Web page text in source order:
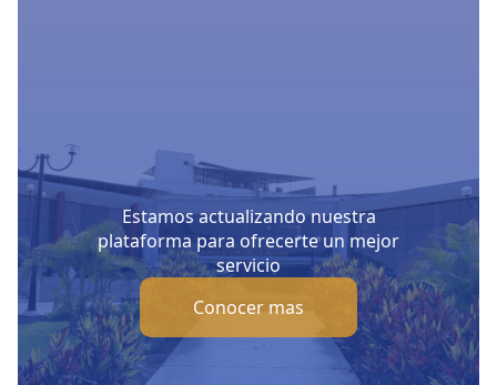
Estamos actualizando nuestra
plataforma para ofrecerte un mejor
servicio
Conocer mas